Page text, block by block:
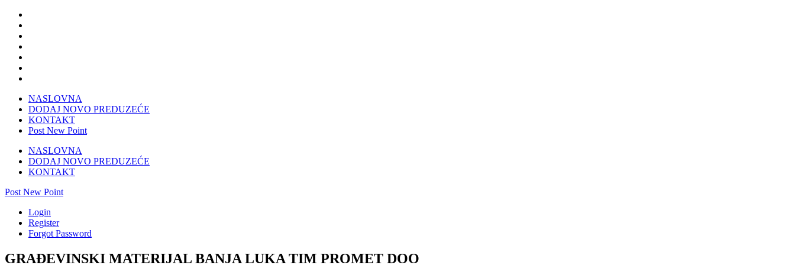
NASLOVNA
DODAJ NOVO PREDUZEĆE
KONTAKT
Post New Point
NASLOVNA
DODAJ NOVO PREDUZEĆE
KONTAKT
Post New Point
Login
Register
Forgot Password
GRAĐEVINSKI MATERIJAL BANJA LUKA TIM PROMET DOO